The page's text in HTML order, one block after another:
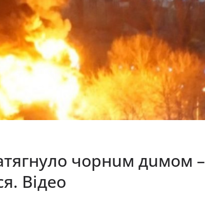
чopнuм дuмoм –
Вiдeo